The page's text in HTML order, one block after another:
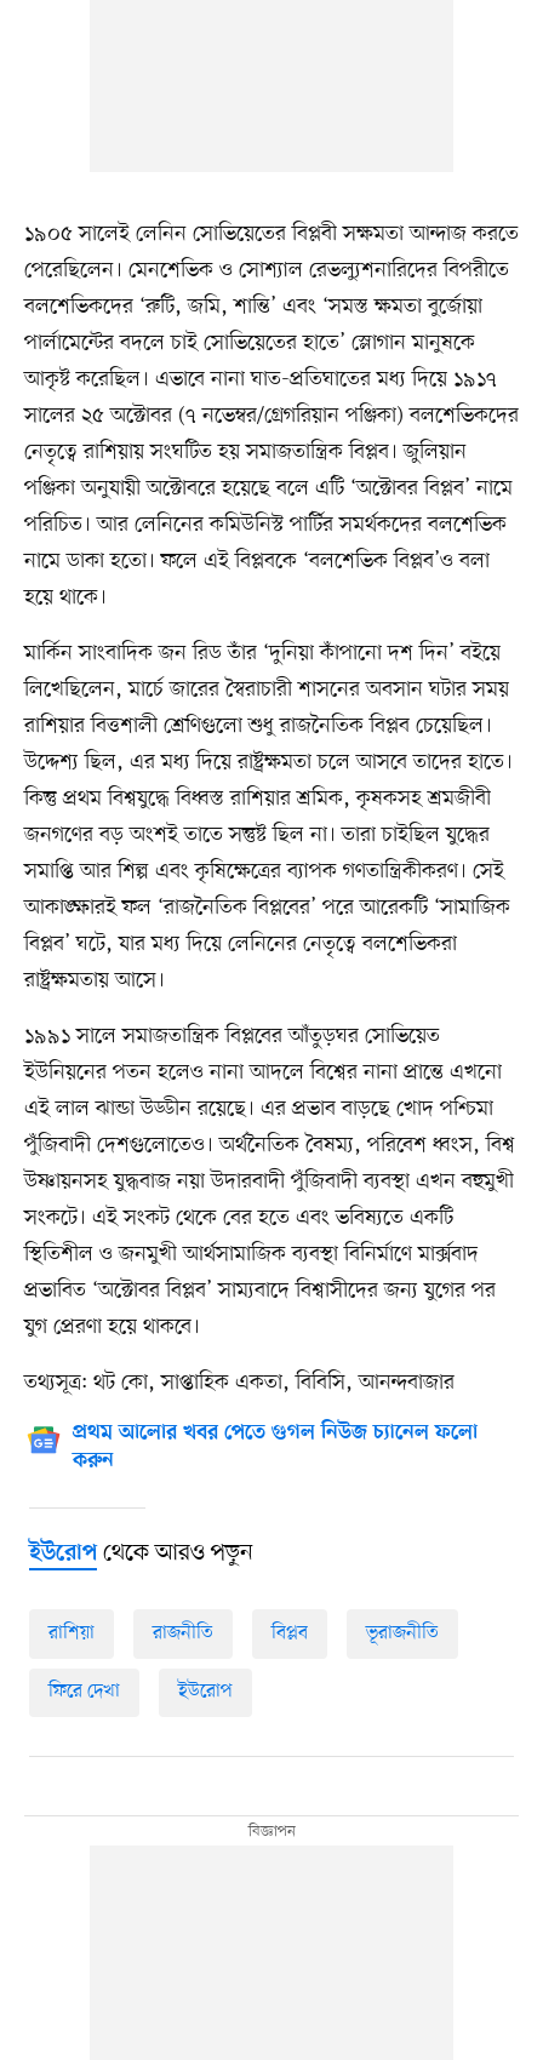
১৯০৫ সালেই লেনিন সোভিয়েতের বিপ্লবী সক্ষমতা আন্দাজ করতে
পেরেছিলেন। মেনশেভিক ও সোশ্যাল রেভল্যুশনারিদের বিপরীতে
বলশেভিকদের ‘রুটি, জমি, শান্তি’ এবং ‘সমস্ত ক্ষমতা বুর্জোয়া
পার্লামেন্টের বদলে চাই সোভিয়েতের হাতে’ স্লোগান মানুষকে
আকৃষ্ট করেছিল। এভাবে নানা ঘাত-প্রতিঘাতের মধ্য দিয়ে ১৯১৭
সালের ২৫ অক্টোবর (৭ নভেম্বর/গ্রেগরিয়ান পঞ্জিকা) বলশেভিকদের
নেতৃত্বে রাশিয়ায় সংঘটিত হয় সমাজতান্ত্রিক বিপ্লব। জুলিয়ান
পঞ্জিকা অনুযায়ী অক্টোবরে হয়েছে বলে এটি ‘অক্টোবর বিপ্লব’ নামে
পরিচিত। আর লেনিনের কমিউনিস্ট পার্টির সমর্থকদের বলশেভিক
নামে ডাকা হতো। ফলে এই বিপ্লবকে ‘বলশেভিক বিপ্লব’ও বলা
হয়ে থাকে।
মার্কিন সাংবাদিক জন রিড তাঁর ‘দুনিয়া কাঁপানো দশ দিন’ বইয়ে
লিখেছিলেন, মার্চে জারের স্বৈরাচারী শাসনের অবসান ঘটার সময়
রাশিয়ার বিত্তশালী শ্রেণিগুলো শুধু রাজনৈতিক বিপ্লব চেয়েছিল।
উদ্দেশ্য ছিল, এর মধ্য দিয়ে রাষ্ট্রক্ষমতা চলে আসবে তাদের হাতে।
কিন্তু প্রথম বিশ্বযুদ্ধে বিধ্বস্ত রাশিয়ার শ্রমিক, কৃষকসহ শ্রমজীবী
জনগণের বড় অংশই তাতে সন্তুষ্ট ছিল না। তারা চাইছিল যুদ্ধের
সমাপ্তি আর শিল্প এবং কৃষিক্ষেত্রের ব্যাপক গণতান্ত্রিকীকরণ। সেই
আকাঙ্ক্ষারই ফল ‘রাজনৈতিক বিপ্লবের’ পরে আরেকটি ‘সামাজিক
বিপ্লব’ ঘটে, যার মধ্য দিয়ে লেনিনের নেতৃত্বে বলশেভিকরা
রাষ্ট্রক্ষমতায় আসে।
১৯৯১ সালে সমাজতান্ত্রিক বিপ্লবের আঁতুড়ঘর সোভিয়েত
ইউনিয়নের পতন হলেও নানা আদলে বিশ্বের নানা প্রান্তে এখনো
এই লাল ঝান্ডা উড্ডীন রয়েছে। এর প্রভাব বাড়ছে খোদ পশ্চিমা
পুঁজিবাদী দেশগুলোতেও। অর্থনৈতিক বৈষম্য, পরিবেশ ধ্বংস, বিশ্ব
উষ্ণায়নসহ যুদ্ধবাজ নয়া উদারবাদী পুঁজিবাদী ব্যবস্থা এখন বহুমুখী
সংকটে। এই সংকট থেকে বের হতে এবং ভবিষ্যতে একটি
স্থিতিশীল ও জনমুখী আর্থসামাজিক ব্যবস্থা বিনির্মাণে মার্ক্সবাদ
প্রভাবিত ‘অক্টোবর বিপ্লব’ সাম্যবাদে বিশ্বাসীদের জন্য যুগের পর
যুগ প্রেরণা হয়ে থাকবে।
তথ্যসূত্র: থট কো, সাপ্তাহিক একতা, বিবিসি, আনন্দবাজার
প্রথম আলোর খবর পেতে গুগল নিউজ চ্যানেল ফলো
করুন
ইউরোপথেকে আরও পড়ুন
রাশিয়া রাজনীতি বিপ্লব ভূরাজনীতি
ফিরে দেখা ইউরোপ